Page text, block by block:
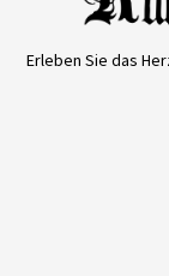
Erleben Sie das